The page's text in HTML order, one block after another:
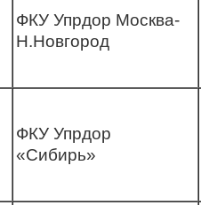
ФКУ Упрдор Москва-
Н.Новгород
ФКУ Упрдор
«Сибирь»